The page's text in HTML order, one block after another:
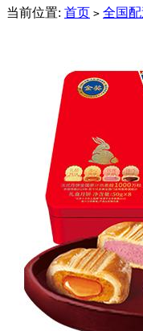
当前位置: 首页 > 全国